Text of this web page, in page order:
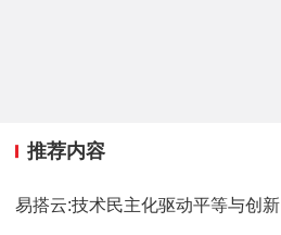
推荐内容
易搭云:技术民主化驱动平等与创新